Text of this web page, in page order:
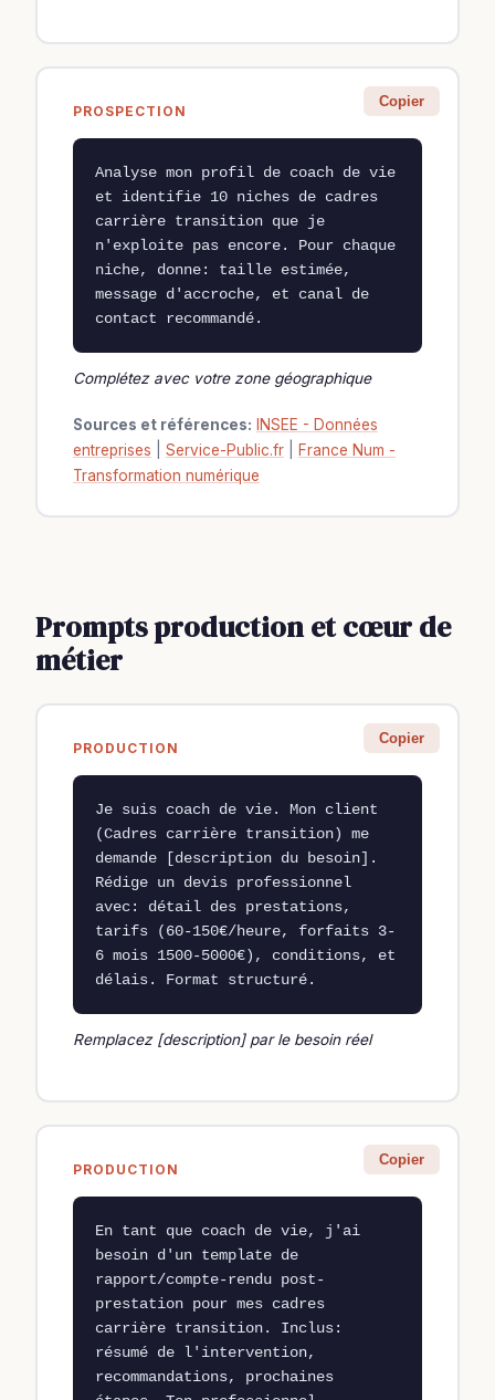
PROSPECTION
Copier
Analyse mon profil de coach de vie
et identifie 10 niches de cadres
carrière transition que je
n'exploite pas encore. Pour chaque
niche, donne: taille estimée,
message d'accroche, et canal de
contact recommandé.
Complétez avec votre zone géographique
Sources et références:
INSEE - Données
entreprises
Service-Public.fr
France Num -
Transformation numérique
Prompts production et cœur de
métier
PRODUCTION
Copier
Je suis coach de vie. Mon client
(Cadres carrière transition) me
demande [description du besoin].
Rédige un devis professionnel
avec: détail des prestations,
tarifs (60-150€/heure, forfaits 3-
6 mois 1500-5000€), conditions, et
délais. Format structuré.
Remplacez [description] par le besoin réel
PRODUCTION
Copier
En tant que coach de vie, j'ai
besoin d'un template de
rapport/compte-rendu post-
prestation pour mes cadres
carrière transition. Inclus:
résumé de l'intervention,
recommandations, prochaines